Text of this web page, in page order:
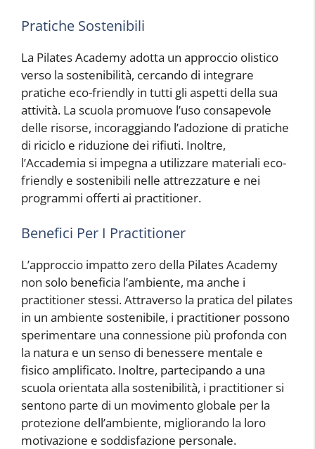
Pratiche Sostenibili
La Pilates Academy adotta un approccio olistico
verso la sostenibilità, cercando di integrare
pratiche eco-friendly in tutti gli aspetti della sua
attività. La scuola promuove l’uso consapevole
delle risorse, incoraggiando l’adozione di pratiche
di riciclo e riduzione dei rifiuti. Inoltre,
l’Accademia si impegna a utilizzare materiali eco-
friendly e sostenibili nelle attrezzature e nei
programmi offerti ai practitioner.
Benefici Per I Practitioner
L’approccio impatto zero della Pilates Academy
non solo beneficia l’ambiente, ma anche i
practitioner stessi. Attraverso la pratica del pilates
in un ambiente sostenibile, i practitioner possono
sperimentare una connessione più profonda con
la natura e un senso di benessere mentale e
fisico amplificato. Inoltre, partecipando a una
scuola orientata alla sostenibilità, i practitioner si
sentono parte di un movimento globale per la
protezione dell’ambiente, migliorando la loro
motivazione e soddisfazione personale.